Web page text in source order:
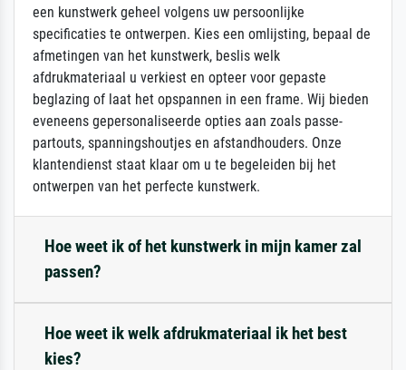
een kunstwerk geheel volgens uw persoonlijke
specificaties te ontwerpen. Kies een omlijsting, bepaal de
afmetingen van het kunstwerk, beslis welk
afdrukmateriaal u verkiest en opteer voor gepaste
beglazing of laat het opspannen in een frame. Wij bieden
eveneens gepersonaliseerde opties aan zoals passe-
partouts, spanningshoutjes en afstandhouders. Onze
klantendienst staat klaar om u te begeleiden bij het
ontwerpen van het perfecte kunstwerk.
Hoe weet ik of het kunstwerk in mijn kamer zal
passen?
Hoe weet ik welk afdrukmateriaal ik het best
kies?